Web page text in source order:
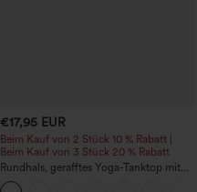
€17,95 EUR
Beim Kauf von 2 Stück 10 % Rabatt |
Beim Kauf von 3 Stück 20 % Rabatt
Rundhals, gerafftes Yoga-Tanktop mit
Cool-Touch-Effekt – UPF50+